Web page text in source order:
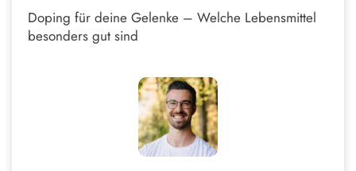
Doping für deine Gelenke – Welche Lebensmittel
besonders gut sind